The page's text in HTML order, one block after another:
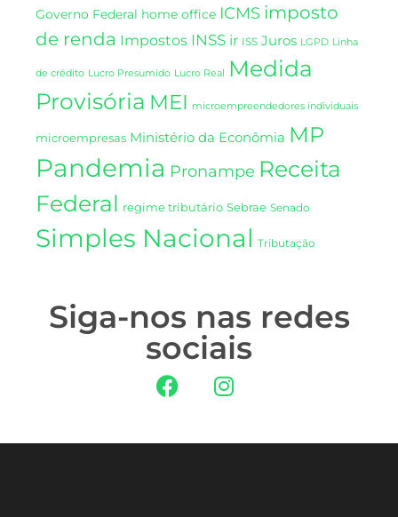
Governo Federal home office ICMS imposto
de renda Impostos INSS ir ISS Juros LGPD Linha
de crédito Lucro Presumido Lucro Real
Medida
Provisória MEI microempreendedores individuais
microempresas Ministério da Econômia MP
Pandemia Pronampe Receita
Federal regime tributário Sebrae Senado
Simples Nacional Tributação
Siga-nos nas redes
sociais